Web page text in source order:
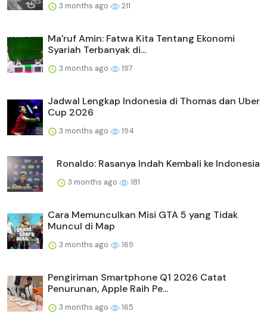
3 months ago 211
Ma'ruf Amin: Fatwa Kita Tentang Ekonomi
Syariah Terbanyak di...
3 months ago 197
Jadwal Lengkap Indonesia di Thomas dan Uber
Cup 2026
3 months ago 194
Ronaldo: Rasanya Indah Kembali ke Indonesia
3 months ago 181
Cara Memunculkan Misi GTA 5 yang Tidak
Muncul di Map
3 months ago 169
Pengiriman Smartphone Q1 2026 Catat
Penurunan, Apple Raih Pe...
3 months ago 165